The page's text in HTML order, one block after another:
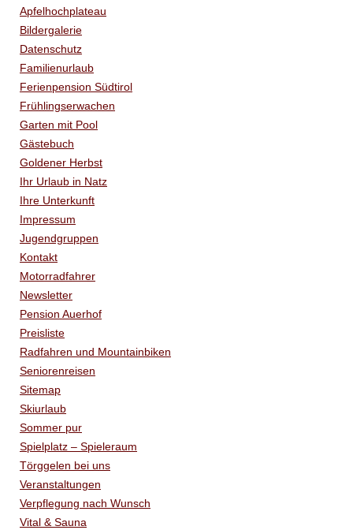
Apfelhochplateau
Bildergalerie
Datenschutz
Familienurlaub
Ferienpension Südtirol
Frühlingserwachen
Garten mit Pool
Gästebuch
Goldener Herbst
Ihr Urlaub in Natz
Ihre Unterkunft
Impressum
Jugendgruppen
Kontakt
Motorradfahrer
Newsletter
Pension Auerhof
Preisliste
Radfahren und Mountainbiken
Seniorenreisen
Sitemap
Skiurlaub
Sommer pur
Spielplatz – Spieleraum
Törggelen bei uns
Veranstaltungen
Verpflegung nach Wunsch
Vital & Sauna